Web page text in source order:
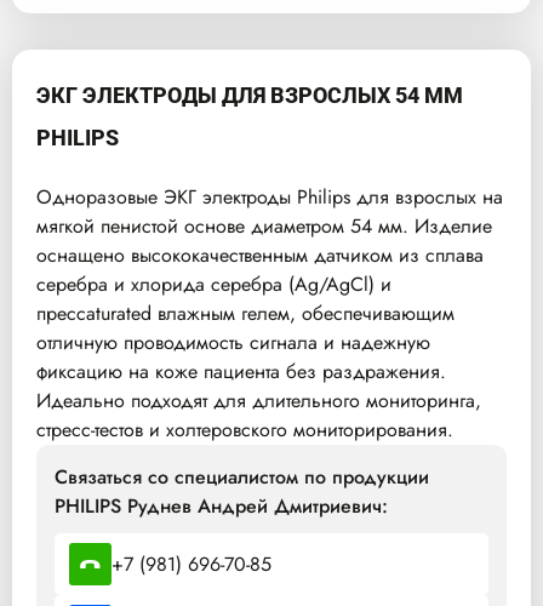
ЭКГ ЭЛЕКТРОДЫ ДЛЯ ВЗРОСЛЫХ 54 ММ
PHILIPS
Одноразовые ЭКГ электроды Philips для взрослых на
мягкой пенистой основе диаметром 54 мм. Изделие
оснащено высококачественным датчиком из сплава
серебра и хлорида серебра (Ag/AgCl) и
прессaturated влажным гелем, обеспечивающим
отличную проводимость сигнала и надежную
фиксацию на коже пациента без раздражения.
Идеально подходят для длительного мониторинга,
стресс-тестов и холтеровского мониторирования.
Связаться со специалистом по продукции
PHILIPS Руднев Андрей Дмитриевич:
+7 (981) 696-70-85